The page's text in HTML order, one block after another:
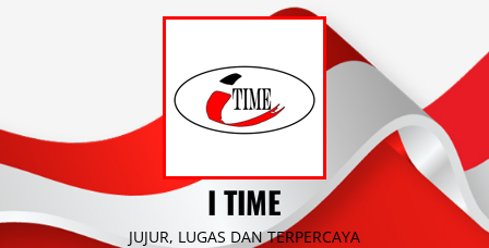
I TIME
JUJUR, LUGAS DAN TERPERCAYA